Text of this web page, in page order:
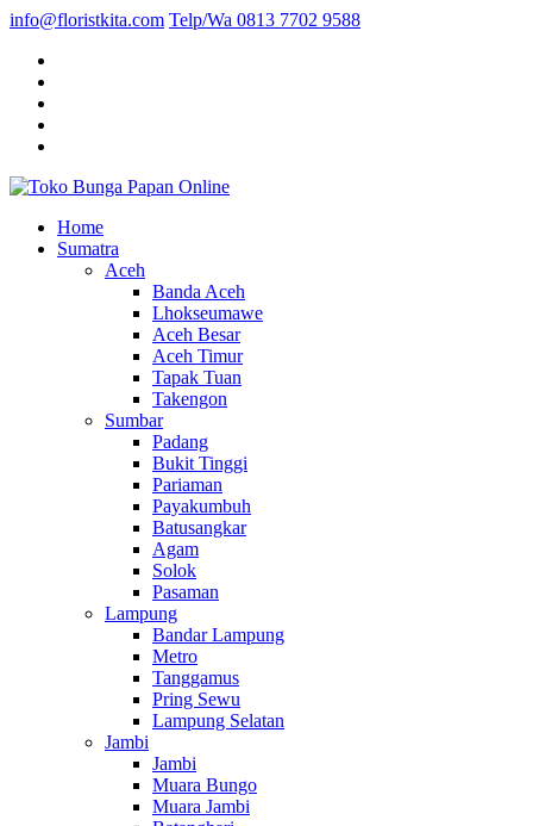
info@floristkita.com Telp/Wa 0813 7702 9588
Toko Bunga Papan Online
Karangan Bunga Kirim Langsung – Cepat di Medan
Home
Sumatra
Aceh
Banda Aceh
Lhokseumawe
Aceh Besar
Aceh Timur
Tapak Tuan
Takengon
Sumbar
Padang
Bukit Tinggi
Pariaman
Payakumbuh
Batusangkar
Agam
Solok
Pasaman
Lampung
Bandar Lampung
Metro
Tanggamus
Pring Sewu
Lampung Selatan
Jambi
Jambi
Muara Bungo
Muara Jambi